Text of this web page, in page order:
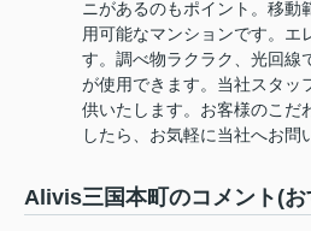
ニがあるのもポイント。移動
用可能なマンションです。エ
す。調べ物ラクラク、光回線
が使用できます。当社スタッ
供いたします。お客様のこだ
したら、お気軽に当社へお問
Alivis三国本町のコメント(お